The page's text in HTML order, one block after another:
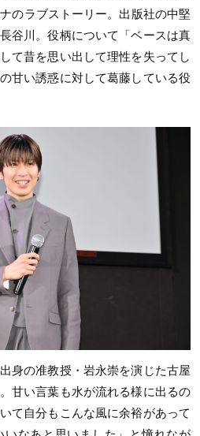
のラブストーリー。出版社の中堅
谷川。役柄について「ベースは真
て昔を思い出して理性を失ってし
甘い誘惑に対して葛藤している役
身の准教授・岩永崇を演じた古屋
甘い言葉も水が流れる様に出るの
て自分もこんな風に余裕があって